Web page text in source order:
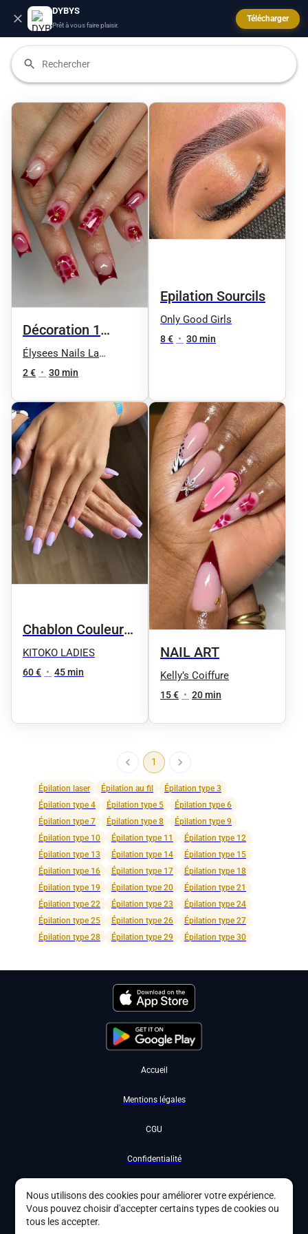
DYBYS
Prêt à vous faire plaisir.
Télécharger
Décoration 1
ongle
Élysees Nails La
Défense
2 € • 30 min
Epilation Sourcils
Only Good Girls
8 € • 30 min
Chablon Couleur
unie
KITOKO LADIES
60 € • 45 min
NAIL ART
Kelly’s Coiffure
15 € • 20 min
1
Épilation laser Épilation au fil
Épilation type 3
Épilation type 4
Épilation type 5
Épilation type 6
Épilation type 7
Épilation type 8
Épilation type 9
Épilation type 10
Épilation type 11
Épilation type 12
Épilation type 13
Épilation type 14
Épilation type 15
Épilation type 16
Épilation type 17
Épilation type 18
Épilation type 19
Épilation type 20
Épilation type 21
Épilation type 22
Épilation type 23
Épilation type 24
Épilation type 25
Épilation type 26
Épilation type 27
Épilation type 28
Épilation type 29 Épilation type 30
Accueil
Mentions légales
CGU
Confidentialité
Nous utilisons des cookies pour améliorer votre expérience.
Vous pouvez choisir d'accepter certains types de cookies ou
tous les accepter.